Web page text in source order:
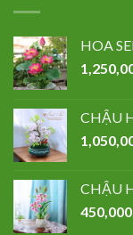
HOA
CHẬU
CHẬU
450,000